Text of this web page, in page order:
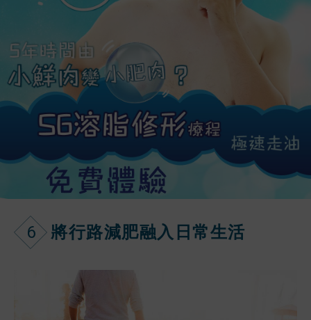
6 將行路減肥融入日常生活